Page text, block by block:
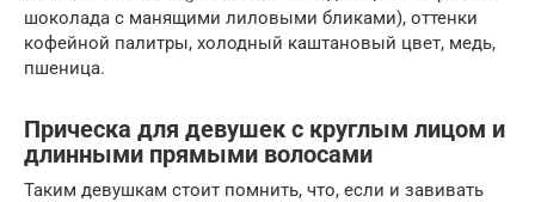
шоколада с манящими лиловыми бликами), оттенки
кофейной палитры, холодный каштановый цвет, медь,
пшеница.
Прическа для девушек с круглым лицом и
длинными прямыми волосами
Таким девушкам стоит помнить, что, если и завивать